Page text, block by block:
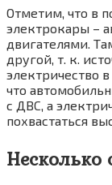
Отметим, что в
электрокары –
двигателями.
другой, т. к.
электричество
что
с ДВС, а
похвастаться
Несколько